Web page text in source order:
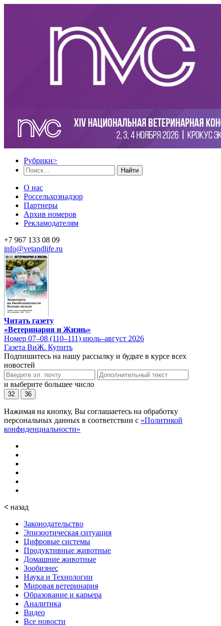
Рубрики>
Найти
О нас
Россельхознадзор
Партнеры
Архив номеров
Рекламодателям
+7 967 133 08 09
info@vetandlife.ru
Читать газету
«Ветеринария и Жизнь»
Номер 07–08 (110–111) июль–август 2026
Газета ВиЖ. Купить
Подпишитесь на нашу рассылку и будьте в курсе всех
новостей
и выберите большее число
32 36
Нажимая на кнопку, Вы соглашаетесь на обработку
персональных данных в соответствии с «Политикой
конфиденциальности»
< назад
Законодательство
Эпизоотическая ситуация
Цифровые системы
Продуктивные животные
Домашние животные
Зообизнес
Наука и Технологии
Мировая ветеринария
Образование и карьера
Аналитика
Видео
Все новости